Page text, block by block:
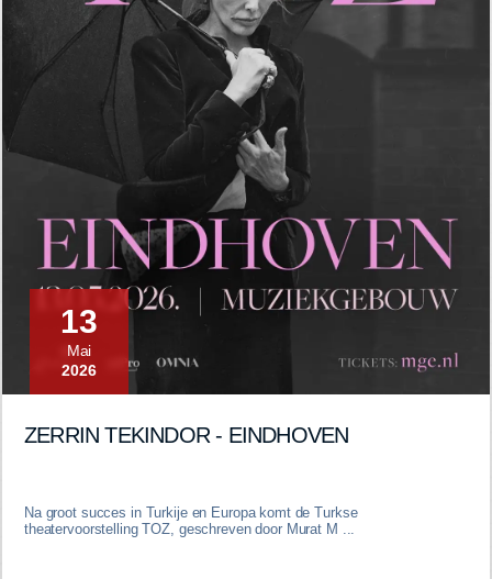
13
Mai
2026
ZERRIN TEKINDOR - EINDHOVEN
Na groot succes in Turkije en Europa komt de Turkse
theatervoorstelling TOZ, geschreven door Murat M ...